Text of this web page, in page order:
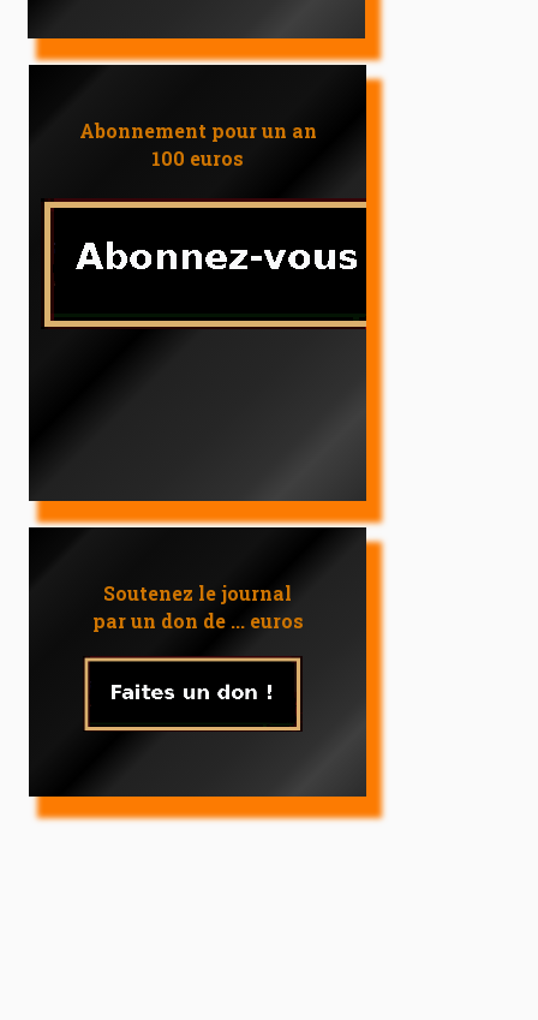
Abonnement pour un an
100 euros
Soutenez le journal
par un don de ... euros